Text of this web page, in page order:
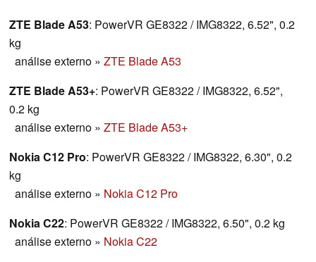
ZTE Blade A53: PowerVR GE8322 / IMG8322, 6.52", 0.2
kg
análise externo » ZTE Blade A53
ZTE Blade A53+: PowerVR GE8322 / IMG8322, 6.52",
0.2 kg
análise externo » ZTE Blade A53+
Nokia C12 Pro: PowerVR GE8322 / IMG8322, 6.30", 0.2
kg
análise externo » Nokia C12 Pro
Nokia C22: PowerVR GE8322 / IMG8322, 6.50", 0.2 kg
análise externo » Nokia C22